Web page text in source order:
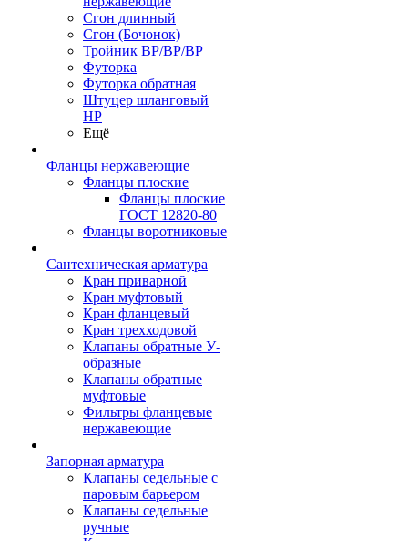
Сгон длинный
Сгон (Бочонок)
Тройник ВР/ВР/ВР
Футорка
Футорка обратная
Штуцер шланговый
НР
Ещё
Фланцы нержавеющие
Фланцы плоские
Фланцы плоские
ГОСТ 12820-80
Фланцы воротниковые
Сантехническая арматура
Кран приварной
Кран муфтовый
Кран фланцевый
Кран трехходовой
Клапаны обратные У-
образные
Клапаны обратные
муфтовые
Фильтры фланцевые
нержавеющие
Запорная арматура
Клапаны седельные с
паровым барьером
Клапаны седельные
ручные